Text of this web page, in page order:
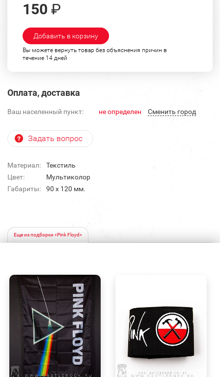
150 ₽
Добавить в корзину
Вы можете вернуть товар без объяснения причин в
течение 14 дней
Оплата, доставка
Ваш населенный пункт: не определен Cменить город
Задать вопрос
Материал:
Текстиль
Цвет:
Мультиколор
Габариты:
90 х 120 мм.
Еще из подборки «Pink Floyd»